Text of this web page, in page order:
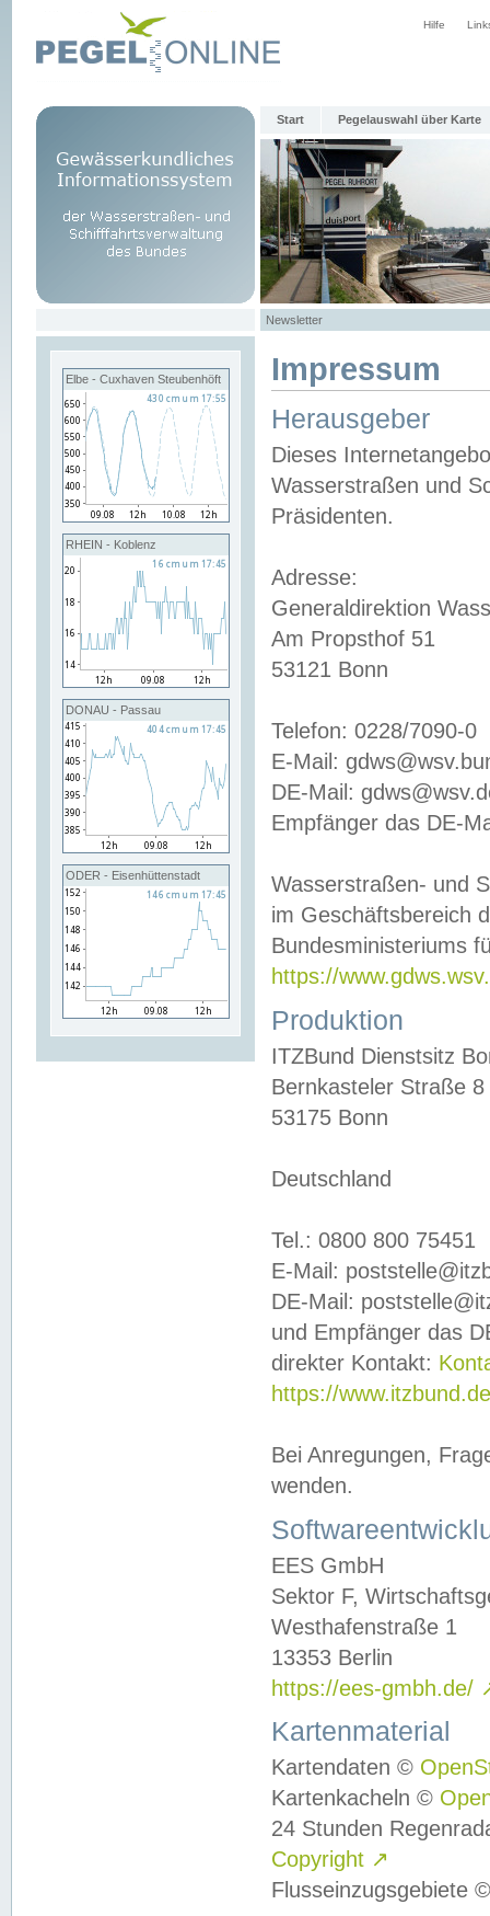
Hilfe
Start Pegelauswahl über Karte
Newsletter
Elbe - Cuxhaven Steubenhöft
RHEIN - Koblenz
DONAU - Passau
ODER - Eisenhüttenstadt
Impressum
Herausgeber
Dieses
Wasserstraßen und
Präsidenten.
Adresse:
Generaldirektion
Am Propsthof 51
53121 Bonn
Telefon: 0228/7090-0
E-Mail:
DE-Mail:
Empfänger das DE-
Wasserstraßen- und
im Geschäftsbereich
Bundesministeriums
https://
Produktion
ITZBund Dienstsitz
Bernkasteler Straße 8
53175 Bonn
Deutschland
Tel.: 0800 800 75451
E-Mail:
DE-Mail:
und Empfänger das
direkter Kontakt:
https://
Bei Anregungen,
wenden.
EES GmbH
Sektor F,
Westhafenstraße 1
13353 Berlin
https://ees-gmbh.de/
Kartenmaterial
Kartendaten ©
Kartenkacheln ©
24 Stunden
Copyright ↗
Flusseinzugsgebiete